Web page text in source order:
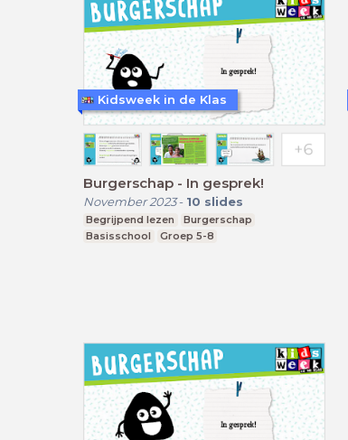
Burgerschap - In gesprek!
November 2023- 10 slides
Begrijpend lezen
Burgerschap
Basisschool
Groep 5-8
Kidsweek in de Klas